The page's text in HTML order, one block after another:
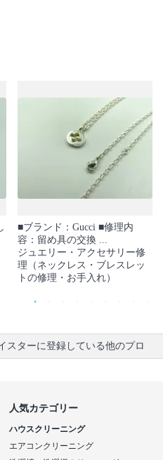
■ブランド：Gucci ■修理内
容：留め具の交換 ...
ジュエリー・アクセサリー修
理（ネックレス・ブレスレッ
トの修理・お手入れ）
スターに登録している他のプロ
人気カテゴリー
ハウスクリーニング
エアコンクリーニング